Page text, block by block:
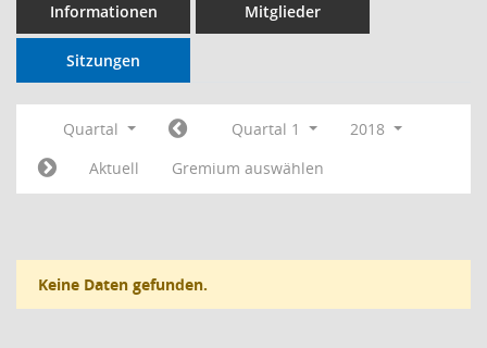
Informationen Mitglieder
Sitzungen
Quartal Quartal 1
2018
Aktuell
Gremium auswählen
Keine Daten gefunden.